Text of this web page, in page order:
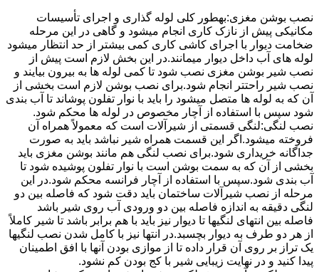
نصب بوشن مغزی:بهطور کلی لوله گذاری و اجرای تأسیسات
مکانیکی پیش از نازک کاری انجام میشود و گاهی در این مرحله
ضخامت دیوار با اجرای کاشی کاری کمی بیشتر از حد انتظار میشود
لوله های آب داخل دیوار میمانند.در این بخش لازم است پیش از
نصب شیر بوشن مغزی نصب شود تا کمی لوله ها به بیرون بیایند و
نصب شیر راحتتر انجام شود.برای نصب بوشن لازم است بخشی از
آن که به لوله ها متصل میشود را باید با نوار تفلون پوشاند تا آب بندی
شود سپس با استفاده از آچار مخصوص در لوله ها محکم شود.
نصب لنگی:لنگی قسمتی از شیرآلات است که معمولاً همراه آن
فروخته میشود.اگر این قسمت همراه شیر نباشد باید به صورت
جداگانه خریداری شود.برای نصب لنگی هم مانند بوشن مغزی باید
بخشی از آن که به سمت بوشن است با نوار تفلون پوشیده شود تا
آب بندی شود.سپس با استفاده از آچار فرانسه محکم شود.در این
مرحله از نصب شیرآلات ساختمان باید دقت شود که فاصله بین دو
لنگی دقیقه به اندازه فاصله بین دو ورودی آب روی شیر باشد
فاصله بین انتهای لنگیها تا دیوار نیز باید با هم برابر باشد تا شیر کاملاً
از هر دو طرف به دیوار بچسبد.در انتها نیز با کامل شدن نصب لنگیها
یک تراز بر روی آن قرار داده تا از موازی بودن آنها با افق اطمینان
پیدا کنید و در نهایت زیبایی شیر با کج بودن کم نشود.